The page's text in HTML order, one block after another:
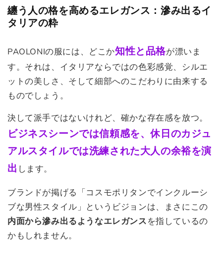
纏う人の格を高めるエレガンス：滲み出るイ
タリアの粋
PAOLONIの服には、どこか知性と品格が漂いま
す。それは、イタリアならではの色彩感覚、シルエ
ットの美しさ、そして細部へのこだわりに由来する
ものでしょう。
決して派手ではないけれど、確かな存在感を放つ。
ビジネスシーンでは信頼感を、休日のカジュ
アルスタイルでは洗練された大人の余裕を演
出 します。
ブランドが掲げる「コスモポリタンでインクルーシ
ブな男性スタイル」というビジョンは、まさにこの
内面から滲み出るようなエレガンスを指しているの
かもしれません。